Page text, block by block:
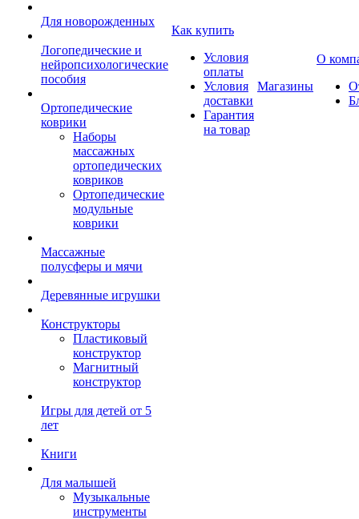
Для новорожденных
Логопедические и
нейропсихологические
пособия
Ортопедические
коврики
Наборы
массажных
ортопедических
ковриков
Ортопедические
модульные
коврики
Массажные
полусферы и мячи
Деревянные игрушки
Конструкторы
Пластиковый
конструктор
Магнитный
конструктор
Игры для детей от 5
лет
Книги
Для малышей
Музыкальные
инструменты
Как купить
Условия
оплаты
Условия
доставки
Гарантия
на товар
Магазины
О